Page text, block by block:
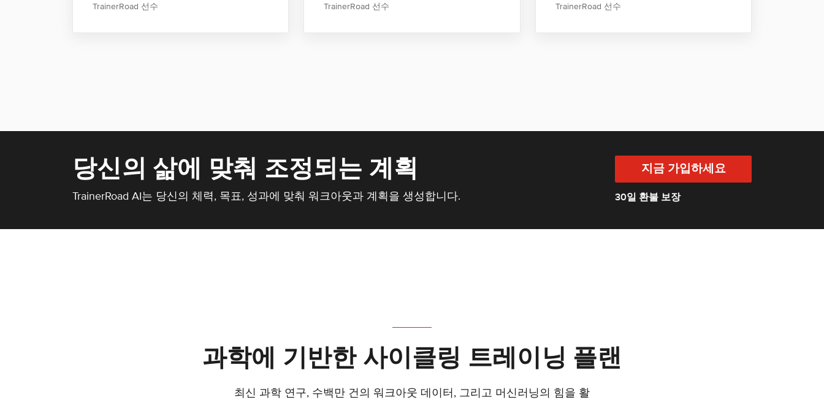
TrainerRoad 선수 TrainerRoad 선수 TrainerRoad 선수
당신의 삶에 맞춰 조정되는 계획
TrainerRoad AI는 당신의 체력, 목표, 성과에 맞춰 워크아웃과 계획을 생성합니다.
지금 가입하세요
30일 환불 보장
과학에 기반한 사이클링 트레이닝 플랜
최신 과학 연구, 수백만 건의 워크아웃 데이터, 그리고 머신러닝의 힘을 활